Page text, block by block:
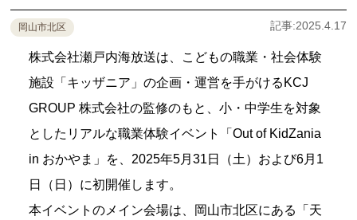
記事:2025.4.17
岡山市北区
株式会社瀬戸内海放送は、こどもの職業・社会体験
施設「キッザニア」の企画・運営を手がけるKCJ
GROUP 株式会社の監修のもと、小・中学生を対象
としたリアルな職業体験イベント「Out of KidZania
in おかやま」を、2025年5月31日（土）および6月1
日（日）に初開催します。
本イベントのメイン会場は、岡山市北区にある「天